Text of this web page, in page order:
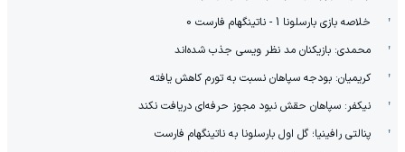
خلاصه بازی بارسلونا 1 - ناتینگهام فارست 0
محمدی: بازیکنان مد نظر ویسی جذب شده‌اند
کریمیان: بودجه سپاهان نسبت به تورم کاهش یافته
نیکفر: سپاهان حقش نبود مجوز حرفه‌ای دریافت نکند
پنالتی رافینیا؛ گل اول بارسلونا به ناتینگهام فارست